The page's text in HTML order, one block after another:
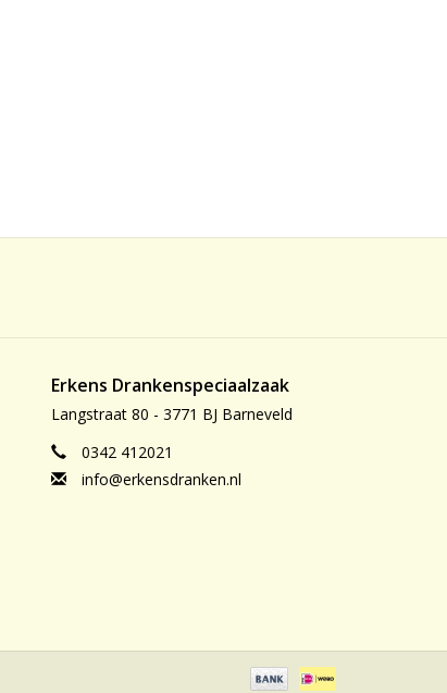
Erkens Drankenspeciaalzaak
Langstraat 80 - 3771 BJ Barneveld
0342 412021
info@erkensdranken.nl